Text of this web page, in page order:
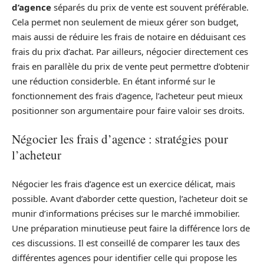
d’agence séparés du prix de vente est souvent préférable.
Cela permet non seulement de mieux gérer son budget,
mais aussi de réduire les frais de notaire en déduisant ces
frais du prix d’achat. Par ailleurs, négocier directement ces
frais en parallèle du prix de vente peut permettre d’obtenir
une réduction considerble. En étant informé sur le
fonctionnement des frais d’agence, l’acheteur peut mieux
positionner son argumentaire pour faire valoir ses droits.
Négocier les frais d’agence : stratégies pour
l’acheteur
Négocier les frais d’agence est un exercice délicat, mais
possible. Avant d’aborder cette question, l’acheteur doit se
munir d’informations précises sur le marché immobilier.
Une préparation minutieuse peut faire la différence lors de
ces discussions. Il est conseillé de comparer les taux des
différentes agences pour identifier celle qui propose les